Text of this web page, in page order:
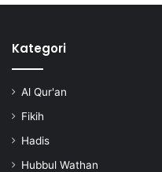
Kategori
Al Qur'an
Fikih
Hadis
Hubbul Wathan